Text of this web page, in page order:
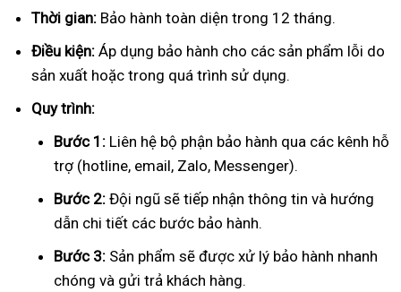
Thời gian: Bảo hành toàn diện trong 12 tháng.
Điều kiện: Áp dụng bảo hành cho các sản phẩm lỗi do
sản xuất hoặc trong quá trình sử dụng.
Quy trình:
Bước 1: Liên hệ bộ phận bảo hành qua các kênh hỗ
trợ (hotline, email, Zalo, Messenger).
Bước 2: Đội ngũ sẽ tiếp nhận thông tin và hướng
dẫn chi tiết các bước bảo hành.
Bước 3: Sản phẩm sẽ được xử lý bảo hành nhanh
chóng và gửi trả khách hàng.